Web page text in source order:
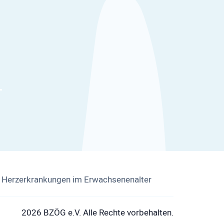
im Erwachsenenalter
2026 BZÖG e.V. Alle Rechte vorbehalten.